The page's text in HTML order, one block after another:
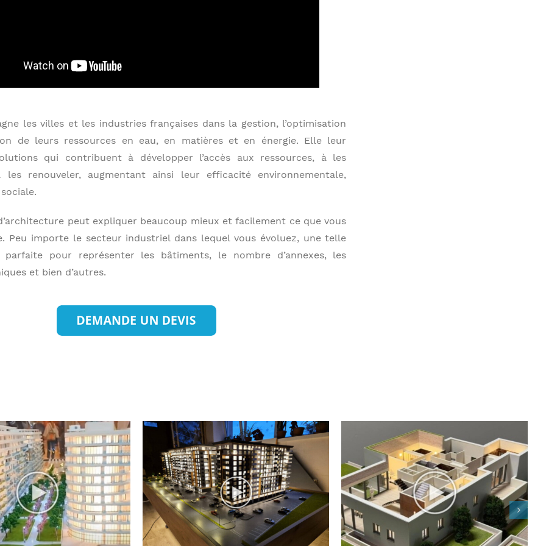
les villes et les industries françaises dans la gestion, l’optimisation
de leurs ressources en eau, en matières et en énergie. Elle leur
qui contribuent à développer l’accès aux ressources, à les
renouveler, augmentant ainsi leur efficacité environnementale,
peut expliquer beaucoup mieux et facilement ce que vous
Peu importe le secteur industriel dans lequel vous évoluez, une telle
parfaite pour représenter les bâtiments, le nombre d’annexes, les
et bien d’autres.